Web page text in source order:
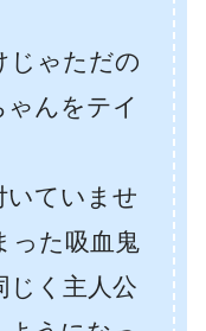
じゃただの
んをテイ
いていませ
った吸血鬼
じく主人公